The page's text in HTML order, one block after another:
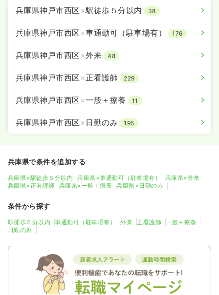
兵庫県神戸市西区 ×駅徒歩５分以内 38
兵庫県神戸市西区 ×車通勤可（駐車場有） 176
兵庫県神戸市西区 ×外来 48
兵庫県神戸市西区 ×正看護師 229
兵庫県神戸市西区 ×一般＋療養 11
兵庫県神戸市西区 × 日勤のみ 195
兵庫県で条件を追加する
兵庫県×駅徒歩５分以内 兵庫県×車通勤可（駐車場有）
兵庫県×外来
兵庫県×正看護師
兵庫県×一般＋療養 兵庫県×日勤のみ
条件から探す
駅徒歩５分以内 車通勤可（駐車場有） 外来 正看護師
一般＋療養
日勤のみ